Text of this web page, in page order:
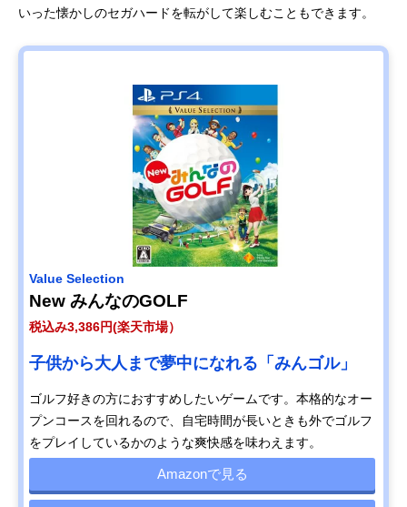
いった懐かしのセガハードを転がして楽しむこともできます。
Value Selection
New みんなのGOLF
税込み3,386円(楽天市場）
子供から大人まで夢中になれる「みんゴル」
ゴルフ好きの方におすすめしたいゲームです。本格的なオー
プンコースを回れるので、自宅時間が長いときも外でゴルフ
をプレイしているかのような爽快感を味わえます。
Amazonで見る